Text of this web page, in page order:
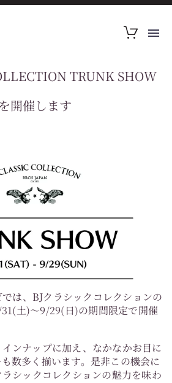
TRUNK SHOW
を開催します
は、BJクラシックコレクションの
土)～9/29(日)の期間限定で開催
ンナップに加え、なかなかお目に
数多く揃います。是非この機会に
シックコレクションの魅力を味わ